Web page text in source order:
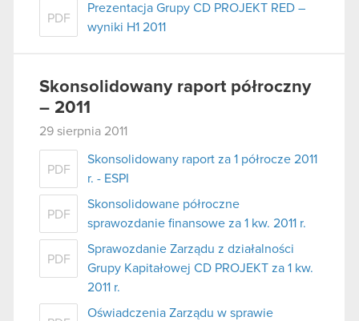
PDF
Prezentacja Grupy CD PROJEKT RED –
wyniki H1 2011
Skonsolidowany raport półroczny
– 2011
29 sierpnia 2011
PDF
Skonsolidowany raport za 1 półrocze 2011
r. - ESPI
PDF
Skonsolidowane półroczne
sprawozdanie finansowe za 1 kw. 2011 r.
PDF
Sprawozdanie Zarządu z działalności
Grupy Kapitałowej CD PROJEKT za 1 kw.
2011 r.
Oświadczenia Zarządu w sprawie